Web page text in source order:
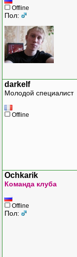
Offline
Пол:
darkelf
Молодой специалист
Offline
Ochkarik
Команда клуба
Offline
Пол: